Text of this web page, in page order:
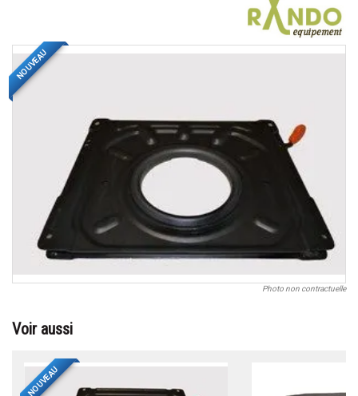
NOUVEAU
Photo non contractuelle
Voir aussi
NOUVEAU